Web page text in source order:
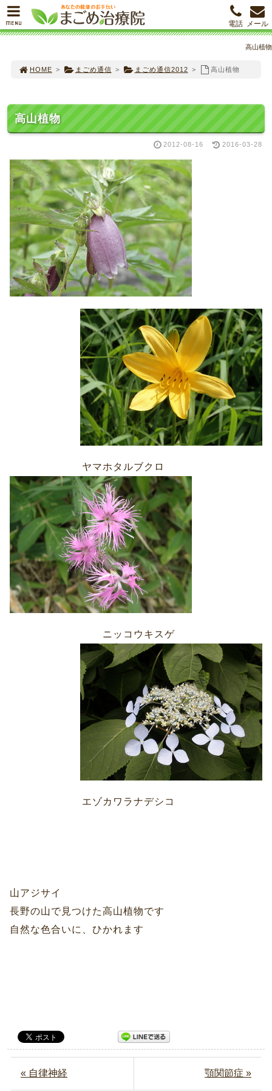
高山植物
HOME > まごめ通信 > まごめ通信2012 > 高山植物
高山植物
2012-08-16 2016-03-28
ヤマホタルブクロ
ニッコウキスゲ
エゾカワラナデシコ
山アジサイ
長野の山で見つけた高山植物です
自然な色合いに、ひかれます
« 自律神経 顎関節症 »
MENU メール
電話